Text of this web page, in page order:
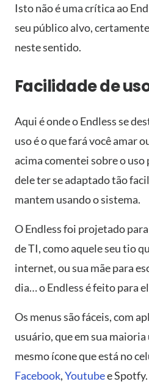
Isto não é uma crítica ao
seu público alvo,
neste sentido.
Facilidade de
Aqui é onde o Endless se
uso é o que fará você amar
acima comentei sobre o uso
dele ter se adaptado tão
mantem usando o sistema.
O Endless foi projetado
de TI, como aquele seu tio
internet, ou sua mãe para
dia… o Endless é feito para
Os menus são fáceis, com
usuário, que em sua
mesmo ícone que está no
Facebook,Youtubee